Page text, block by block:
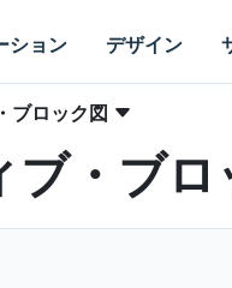
ション デザイン
ブロック図
・ブロ